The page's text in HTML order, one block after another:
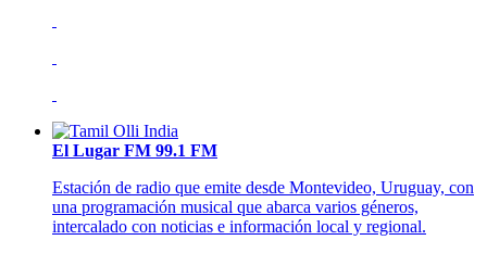
El Lugar FM 99.1 FM
Estación de radio que emite desde Montevideo, Uruguay, con
una programación musical que abarca varios géneros,
intercalado con noticias e información local y regional.